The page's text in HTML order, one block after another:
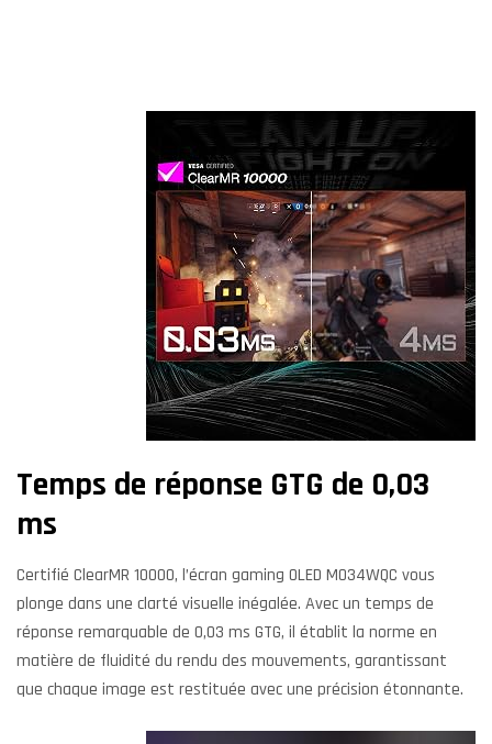
Temps de réponse GTG de 0,03
ms
Certifié ClearMR 10000, l’écran gaming OLED MO34WQC vous
plonge dans une clarté visuelle inégalée. Avec un temps de
réponse remarquable de 0,03 ms GTG, il établit la norme en
matière de fluidité du rendu des mouvements, garantissant
que chaque image est restituée avec une précision étonnante.